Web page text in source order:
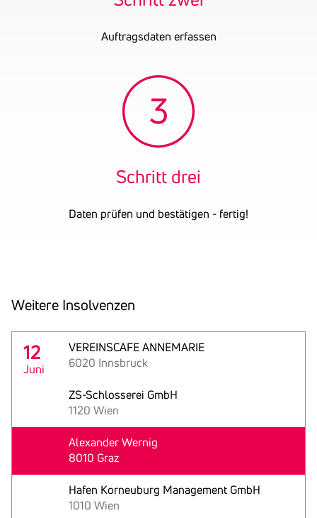
Auftragsdaten erfassen
Schritt drei
Daten prüfen und bestätigen - fertig!
Weitere Insol­venzen
12
Juni
VEREINSCAFE ANNEMARIE
6020 Innsbruck
ZS-Schlosserei GmbH
1120 Wien
Alexander Wernig
8010 Graz
Hafen Korneuburg Management GmbH
1010 Wien